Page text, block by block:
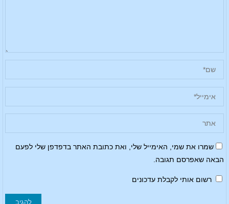
שמרו את שמי, האימייל שלי, ואת כתובת האתר בדפדפן שלי לפעם
הבאה שאפרסם תגובה.
רשום אותי לקבלת עדכונים